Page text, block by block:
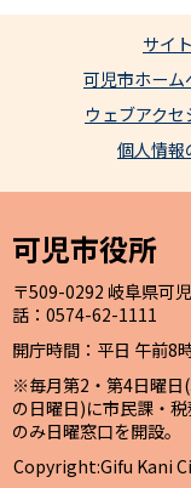
サイ
可児市ホーム
ウェブアク
個人情報
可児市役所
〒509-0292 岐阜県可
話：0574-62-1111
開庁時間：平日 午前8
※毎月第2・第4日曜日
の日曜日)に市民課・
のみ日曜窓口を開設。
Copyright:Gifu Kani